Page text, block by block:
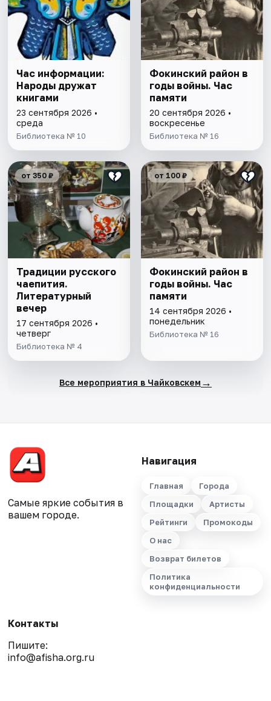
Час информации:
Народы дружат
книгами
23 сентября 2026 •
среда
Библиотека № 10
Фокинский район в
годы войны. Час
памяти
20 сентября 2026 •
воскресенье
Библиотека № 16
от 350 ₽
Традиции русского
чаепития.
Литературный
вечер
17 сентября 2026 •
четверг
Библиотека № 4
от 100 ₽
Фокинский район в
годы войны. Час
памяти
14 сентября 2026 •
понедельник
Библиотека № 16
Все мероприятия в Чайковскем →
Самые яркие события в
вашем городе.
Навигация
Главная
Города
Площадки
Артисты
Рейтинги
Промокоды
О нас
Возврат билетов
Политика
конфиденциальности
Контакты
Пишите:
info@afisha.org.ru